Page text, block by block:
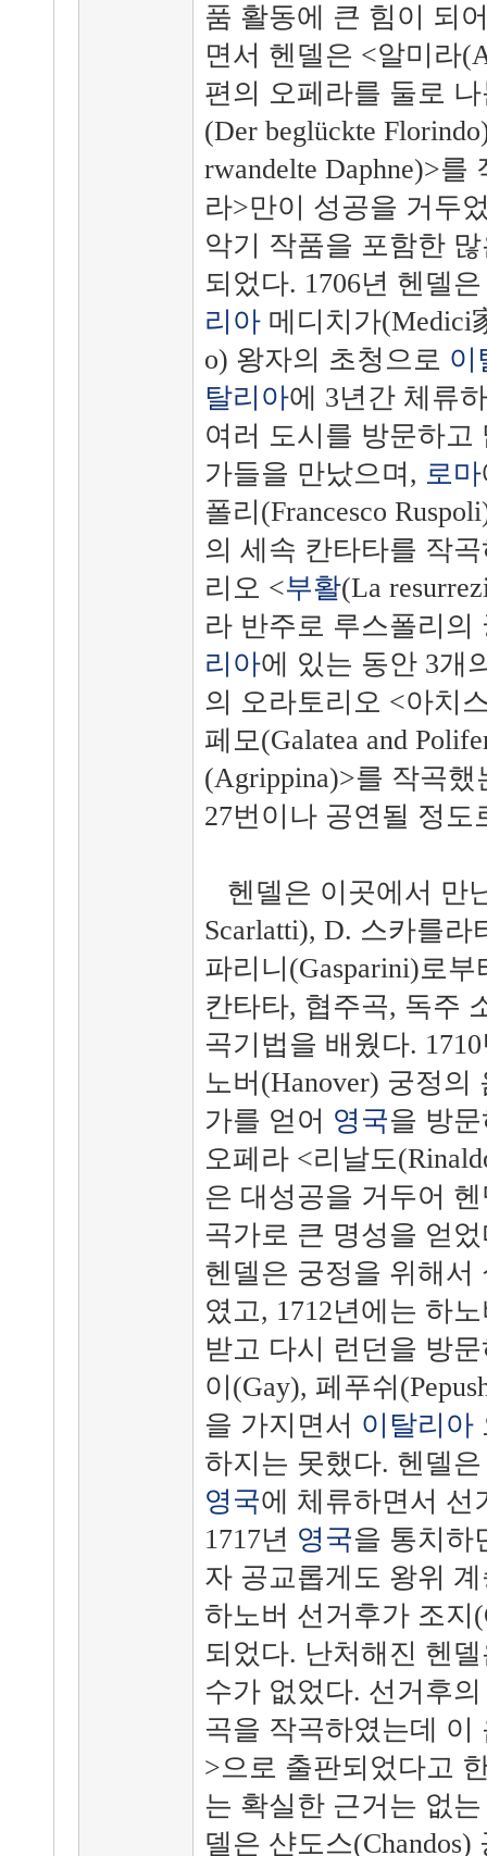
품 활동에 큰 힘이 되
면서 헨델은 <알미라
편의 오페라를 둘로
(Der beglückte
rwandelte Daphne)>
라>만이 성공을 거두
악기 작품을 포함한
되었다. 1706년 헨델
리아메디치가(Medici
o) 왕자의 초청으로 이
탈리아에 3년간 체류
여러 도시를 방문하고
가들을 만났으며, 로마
폴리(Francesco
의 세속 칸타타를 작
리오 <부활(La
라 반주로 루스폴리
리아에 있는 동안 3개
의 오라토리오 <아치
페모(Galatea and
(Agrippina)>를 작곡
27번이나 공연될 정도
헨델은 이곳에서 만
Scarlatti), D. 스카를라
파리니(Gasparini)로
칸타타, 협주곡, 독주
곡기법을 배웠다.
노버(Hanover) 궁정
가를 얻어 영국을 방
오페라 <리날도
은 대성공을 거두어
곡가로 큰 명성을 얻
헨델은 궁정을 위해서
였고, 1712년에는 하
받고 다시 런던을 방
이(Gay), 페푸쉬
을 가지면서 이탈리아
하지는 못했다. 헨델
영국에 체류하면서 선
1717년 영국을 통치하
자 공교롭게도 왕위
하노버 선거후가 조지
되었다. 난처해진 헨
수가 없었다. 선거후
곡을 작곡하였는데 이
>으로 출판되었다고
는 확실한 근거는 없
델은 샨도스